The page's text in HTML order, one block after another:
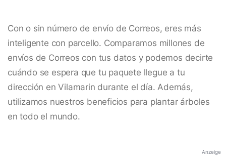
Con o sin número de envío de Correos, eres más
inteligente con parcello. Comparamos millones de
envíos de Correos con tus datos y podemos decirte
cuándo se espera que tu paquete llegue a tu
dirección en Vilamarin durante el día. Además,
utilizamos nuestros beneficios para plantar árboles
en todo el mundo.
Anzeige